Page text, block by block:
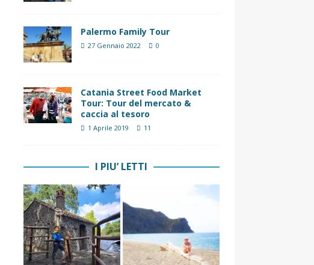
Palermo Family Tour
27 Gennaio 2022 0
Catania Street Food Market
Tour: Tour del mercato &
caccia al tesoro
1 Aprile 2019 11
I PIU’ LETTI